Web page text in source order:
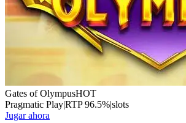
Gates of OlympusHOT
Pragmatic Play|RTP96.5%|slots
Jugar ahora